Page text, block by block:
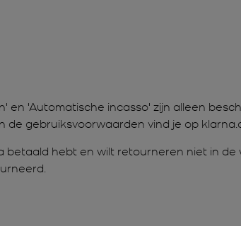
'Automatische incasso' zijn alleen
gebruiksvoorwaarden vind je op
betaald hebt en wilt retourneren niet in